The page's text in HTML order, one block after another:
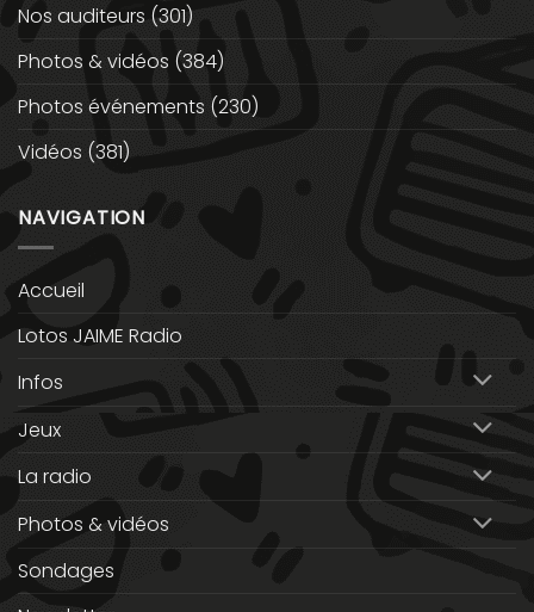
Nos auditeurs (301)
Photos & vidéos (384)
Photos événements (230)
Vidéos (381)
NAVIGATION
Accueil
Lotos JAIME Radio
Infos
Jeux
La radio
Photos & vidéos
Sondages